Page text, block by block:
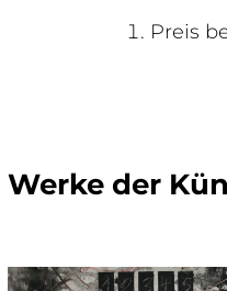
Preis
Werke der